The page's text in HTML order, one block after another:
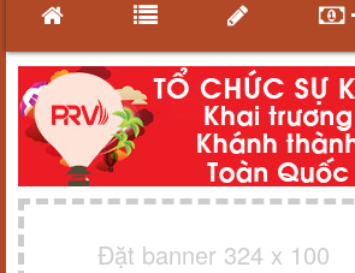
Đặt banner 324 x 100